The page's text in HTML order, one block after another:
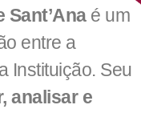
Sant’Anaé um
entre a
Instituição. Seu
analisar e